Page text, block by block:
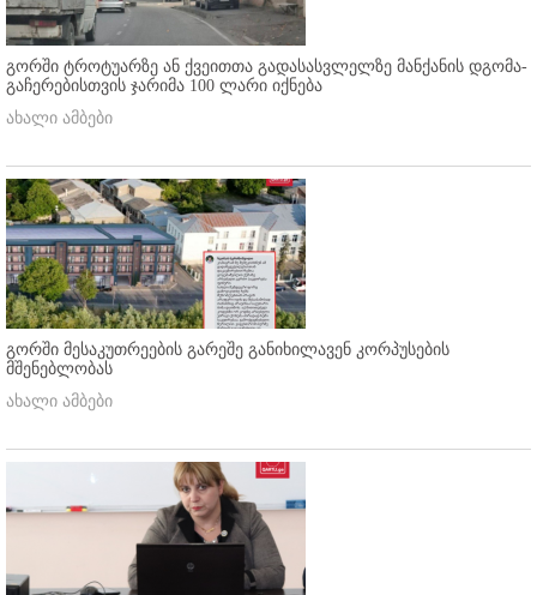
გორში ტროტუარზე ან ქვეითთა გადასასვლელზე მანქანის დგომა-
გაჩერებისთვის ჯარიმა 100 ლარი იქნება
ახალი ამბები
გორში მესაკუთრეების გარეშე განიხილავენ კორპუსების
მშენებლობას
ახალი ამბები